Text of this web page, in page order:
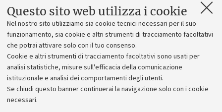
Questo sito web utilizza i cookie
Nel nostro sito utilizziamo sia cookie tecnici necessari per il suo
funzionamento, sia cookie e altri strumenti di tracciamento facoltativi
che potrai attivare solo con il tuo consenso.
Cookie e altri strumenti di tracciamento facoltativi sono usati per
analisi statistiche, misure sull'efficacia della comunicazione
istituzionale e analisi dei comportamenti degli utenti.
Se chiudi questo banner continuerai la navigazione solo con i cookie
necessari.
Altri documenti
calendario colloqui [.pdf 218 KB]